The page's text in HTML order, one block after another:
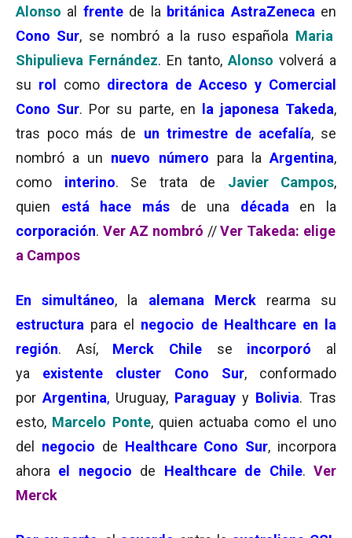
Alonso al frente de la británica AstraZeneca en
Cono Sur, se nombró a la ruso española Maria
Shipulieva Fernández. En tanto, Alonso volverá a
su rol como directora de Acceso y Comercial
Cono Sur. Por su parte, en la japonesa Takeda,
tras poco más de un trimestre de acefalía, se
nombró a un nuevo número para la Argentina,
como
interino. Se trata de Javier Campos,
quien está hace másde una década en la
corporación. Ver AZ nombró // Ver Takeda: elige
a Campos
En simultáneo, la alemana Merck rearma su
estructura para el negocio de Healthcare en la
región. Así, Merck Chile se incorporó al
ya existente cluster Cono Sur, conformado
por Argentina, Uruguay, Paraguay y Bolivia. Tras
esto, Marcelo Ponte, quien actuaba como el uno
del negocio de Healthcare Cono Sur, incorpora
ahora el negocio de Healthcare de Chile.Ver
Merck